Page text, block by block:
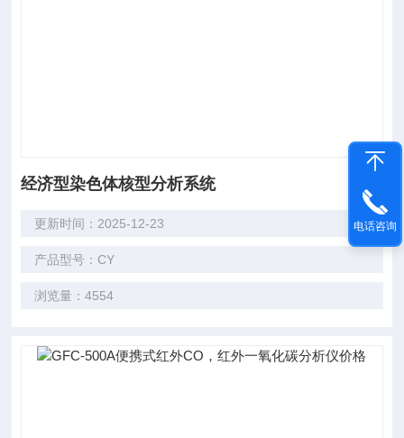
经济型染色体核型分析系统
更新时间：2025-12-23
产品型号：CY
浏览量：4554
电话咨询